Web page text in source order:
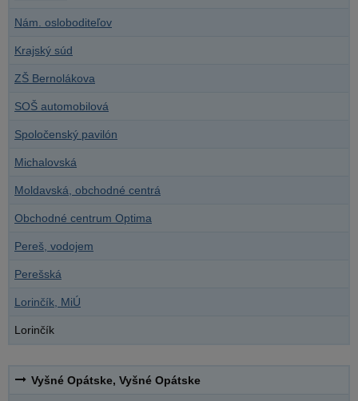
Nám. osloboditeľov
Krajský súd
ZŠ Bernolákova
SOŠ automobilová
Spoločenský pavilón
Michalovská
Moldavská, obchodné centrá
Obchodné centrum Optima
Pereš, vodojem
Perešská
Lorinčík, MiÚ
Lorinčík
Vyšné Opátske, Vyšné Opátske